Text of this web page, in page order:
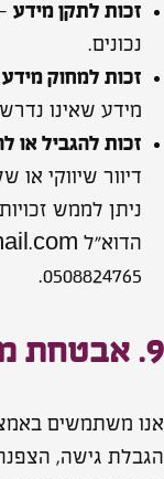
זכות לתקן מידע
נכונים.
זכות למחוק
מידע שאינו
זכות להגביל או
דיוור שיווקי
ניתן לממש
0508824765.
9. אבטחת מידע
הגבלת גישה, הצפנה